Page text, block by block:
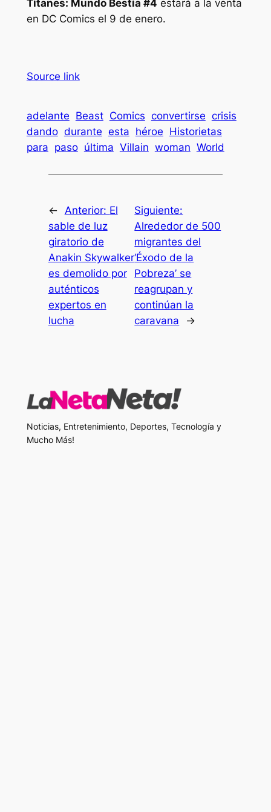
Titanes: Mundo Bestia #4 estará a la venta
en DC Comics el 9 de enero.
Source link
adelante Beast Comics convertirse crisis
dando durante esta héroe Historietas
para paso última Villain woman World
← Anterior: El
sable de luz
giratorio de
Anakin Skywalker
es demolido por
auténticos
expertos en
lucha
Siguiente:
Alrededor de 500
migrantes del
‘Éxodo de la
Pobreza’ se
reagrupan y
continúan la
caravana
→
Noticias, Entretenimiento, Deportes, Tecnología y
Mucho Más!